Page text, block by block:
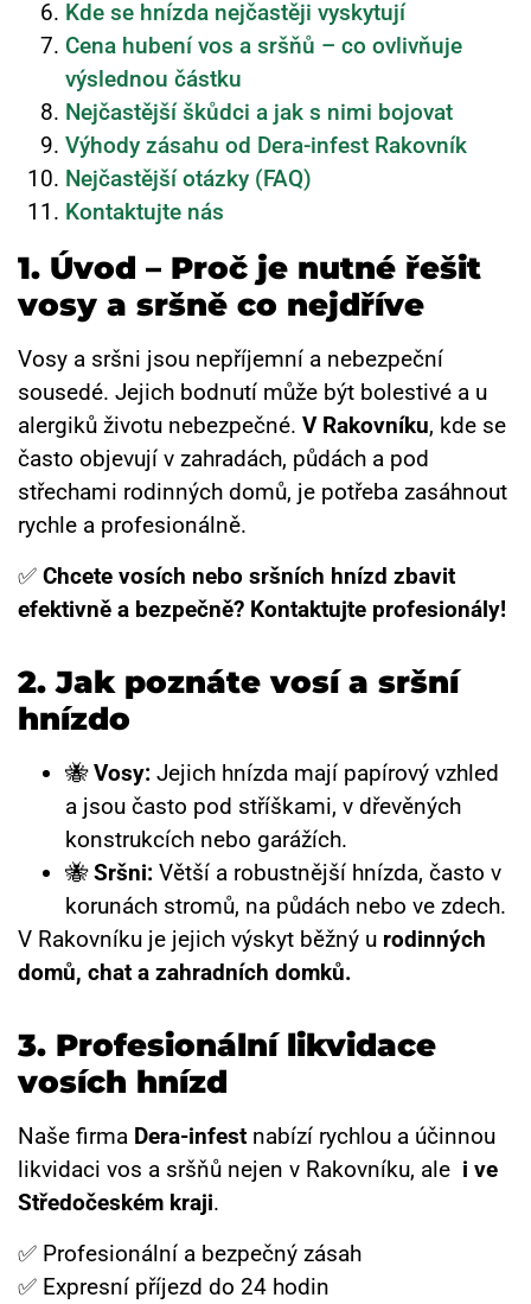
Kde se hnízda nejčastěji vyskytují
Cena hubení vos a sršňů – co ovlivňuje
výslednou částku
Nejčastější škůdci a jak s nimi bojovat
Výhody zásahu od Dera-infest Rakovník
Nejčastější otázky (FAQ)
Kontaktujte nás
1. Úvod – Proč je nutné řešit
vosy a sršně co nejdříve
Vosy a sršni jsou nepříjemní a nebezpeční
sousedé. Jejich bodnutí může být bolestivé a u
alergiků životu nebezpečné. V Rakovníku, kde se
často objevují v zahradách, půdách a pod
střechami rodinných domů, je potřeba zasáhnout
rychle a profesionálně.
✅ Chcete vosích nebo sršních hnízd zbavit
efektivně a bezpečně? Kontaktujte profesionály!
2. Jak poznáte vosí a sršní
hnízdo
🐝Vosy: Jejich hnízda mají papírový vzhled
a jsou často pod stříškami, v dřevěných
konstrukcích nebo garážích.
🐝Sršni: Větší a robustnější hnízda, často v
korunách stromů, na půdách nebo ve zdech.
V Rakovníku je jejich výskyt běžný u rodinných
domů, chat a zahradních domků.
3. Profesionální likvidace
vosích hnízd
Naše firma Dera-infest nabízí rychlou a účinnou
likvidaci vos a sršňů nejen v Rakovníku, ale i ve
Středočeském kraji.
✅ Profesionální a bezpečný zásah
✅ Expresní příjezd do 24 hodin